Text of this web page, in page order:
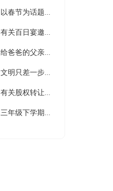
以春节为话题的作文
有关百日宴邀请函三篇
给爸爸的父亲节祝福语15篇
文明只差一步小学作文
有关股权转让协议书4篇
三年级下学期数学教学反思